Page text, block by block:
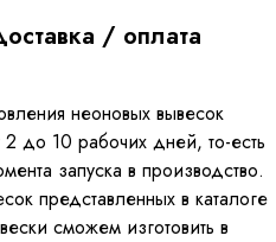
/ оплата
неоновых вывесок
до 10 рабочих дней, то-есть
запуска в производство.
представленных в каталоге
сможем изготовить в